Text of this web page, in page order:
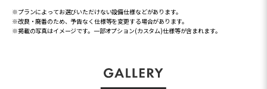
※プランによってお選びいただけない設備仕様などがあります。
※改良・廃番のため、予告なく仕様等を変更する場合があります。
※掲載の写真はイメージです。一部オプション(カスタム)仕様等が含まれます。